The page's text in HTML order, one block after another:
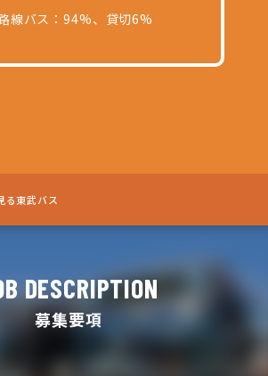
線バス：94%、貸切6%
る東武バス
DESCRIPTION
募集要項